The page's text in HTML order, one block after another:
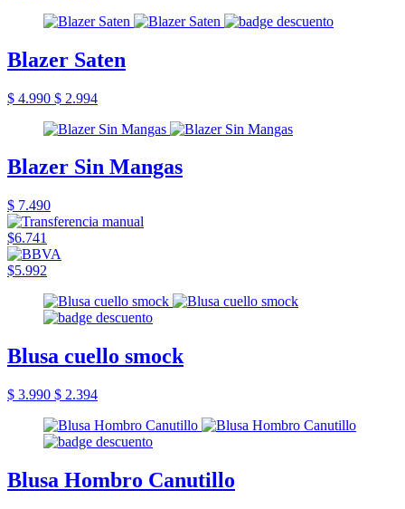
Blazer Saten
$ 4.990 $ 2.994
Blazer Sin Mangas
$ 7.490
$6.741
$5.992
Blusa cuello smock
$ 3.990 $ 2.394
Blusa Hombro Canutillo